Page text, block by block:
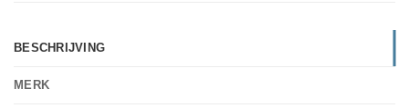
BESCHRIJVING
MERK